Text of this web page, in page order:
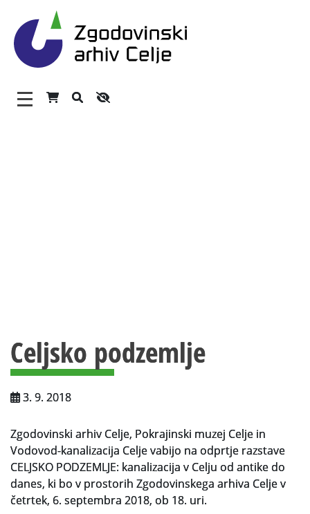
Zgodovinski arhiv Celje –
Glavni meni
Vloga za upravne namene
Vloga za čitalnico
VAČ – VIRTUALNA ARHIVSKA ČITALNICA
Za ustvarjalce
Strokovna usposabljanja za uslužbence
Celjsko podzemlje
3. 9. 2018
Zgodovinski arhiv Celje, Pokrajinski muzej Celje in
Vodovod-kanalizacija Celje vabijo na odprtje razstave
CELJSKO PODZEMLJE: kanalizacija v Celju od antike do
danes, ki bo v prostorih Zgodovinskega arhiva Celje v
četrtek, 6. septembra 2018, ob 18. uri.